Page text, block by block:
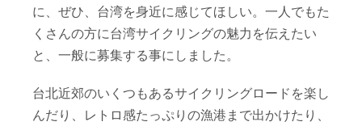
に、ぜひ、台湾を身近に感じてほしい。一人でもた
くさんの方に台湾サイクリングの魅力を伝えたい
と、一般に募集する事にしました。
台北近郊のいくつもあるサイクリングロードを楽し
んだり、レトロ感たっぷりの漁港まで出かけたり、